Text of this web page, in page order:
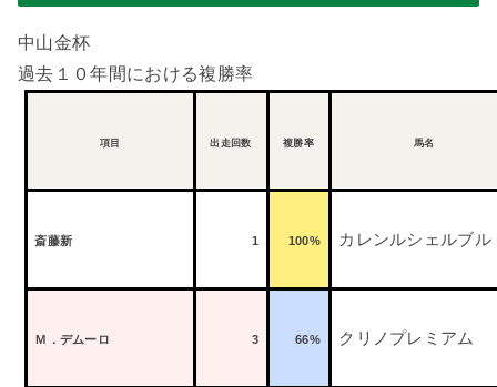
中山金杯
過去１０年間における複勝率
項目 出走回数 複勝率 馬名
斎藤新 1 100% カレンルシェルブル
Ｍ．デムーロ 3 66% クリノプレミアム